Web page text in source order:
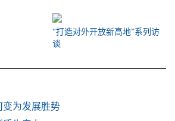
“打造对外开放新高地”系列访
谈
变为发展胜势